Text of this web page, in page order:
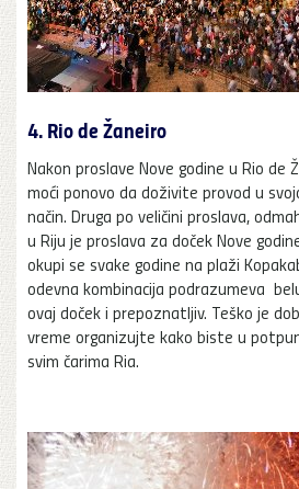
4. Rio de Žaneiro
Nakon proslave Nove godine u Rio de
moći ponovo da doživite provod u
način. Druga po veličini proslava,
u Riju je proslava za doček Nove
okupi se svake godine na plaži
odevna kombinacija podrazumeva
ovaj doček i prepoznatljiv. Teško je
vreme organizujte kako biste u
svim čarima Ria.